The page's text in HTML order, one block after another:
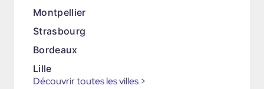
Montpellier
Strasbourg
Bordeaux
Lille
Découvrir toutes les villes >